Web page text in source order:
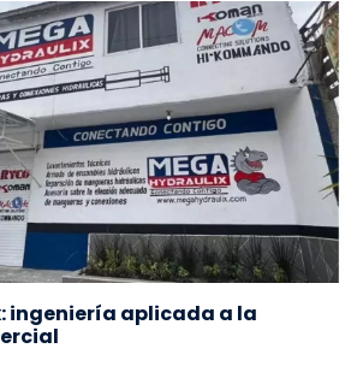
ingeniería aplicada a la